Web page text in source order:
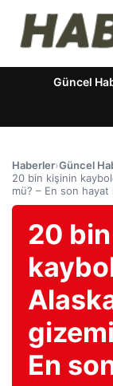
Güncel
Haberler›Güncel
20 bin kişinin
mü? – En son hayat
20
En